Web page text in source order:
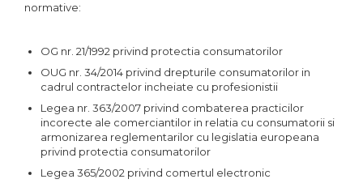
normative:
OG nr. 21/1992 privind protectia consumatorilor
OUG nr. 34/2014 privind drepturile consumatorilor in
cadrul contractelor incheiate cu profesionistii
Legea nr. 363/2007 privind combaterea practicilor
incorecte ale comerciantilor in relatia cu consumatorii si
armonizarea reglementarilor cu legislatia europeana
privind protectia consumatorilor
Legea 365/2002 privind comertul electronic